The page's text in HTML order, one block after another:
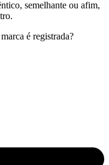
semelhante ou afim,
é registrada?